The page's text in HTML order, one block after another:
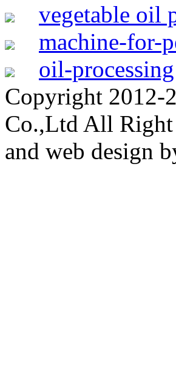
vegetable oil
machine-for-
oil-processing
Copyright 2012-
Co.,Ltd All
and web design